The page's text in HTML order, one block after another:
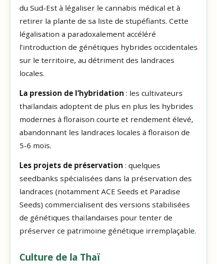
du Sud-Est à légaliser le cannabis médical et à
retirer la plante de sa liste de stupéfiants. Cette
légalisation a paradoxalement accéléré
l’introduction de génétiques hybrides occidentales
sur le territoire, au détriment des landraces
locales.
La pression de l’hybridation : les cultivateurs
thaïlandais adoptent de plus en plus les hybrides
modernes à floraison courte et rendement élevé,
abandonnant les landraces locales à floraison de
5-6 mois.
Les projets de préservation : quelques
seedbanks spécialisées dans la préservation des
landraces (notamment ACE Seeds et Paradise
Seeds) commercialisent des versions stabilisées
de génétiques thaïlandaises pour tenter de
préserver ce patrimoine génétique irremplaçable.
Culture de la Thaï